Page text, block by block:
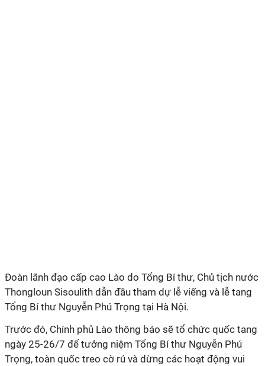
Đoàn lãnh đạo cấp cao Lào do Tổng Bí thư, Chủ tịch nước
Thongloun Sisoulith dẫn đầu tham dự lễ viếng và lễ tang
Tổng Bí thư Nguyễn Phú Trọng tại Hà Nội.
Trước đó, Chính phủ Lào thông báo sẽ tổ chức quốc tang
ngày 25-26/7 để tưởng niệm Tổng Bí thư Nguyễn Phú
Trọng, toàn quốc treo cờ rủ và dừng các hoạt động vui